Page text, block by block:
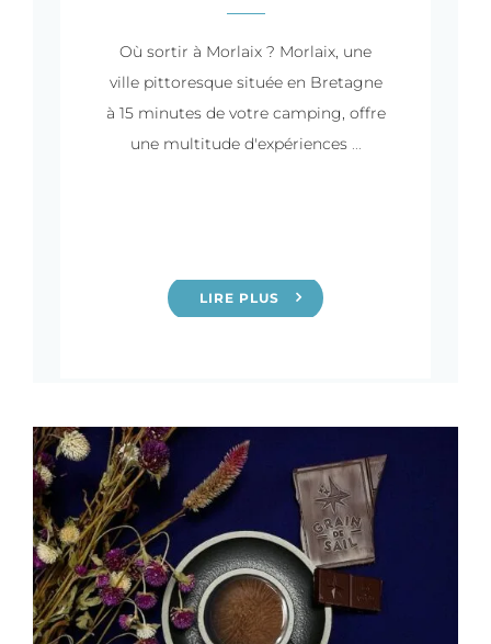
Où sortir à Morlaix ? Morlaix, une
ville pittoresque située en Bretagne
à 15 minutes de votre camping, offre
une multitude d'expériences ...
LIRE PLUS